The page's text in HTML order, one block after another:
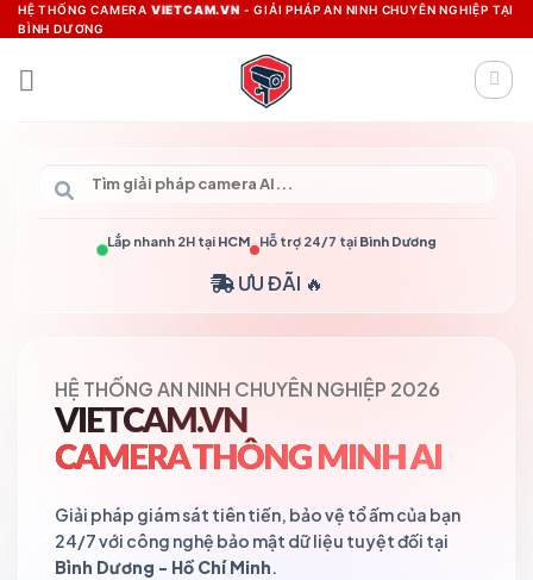
Skip
to
content
HỆ THỐNG CAMERA VIETCAM.VN - GIẢI PHÁP AN NINH CHUYÊN NGHIỆP TẠI
BÌNH DƯƠNG
Lắp nhanh 2H tại HCM Hỗ trợ 24/7 tại Bình Dương
ƯU ĐÃI 🔥
HỆ THỐNG AN NINH CHUYÊN NGHIỆP 2026
VIETCAM.VN
CAMERA THÔNG MINH AI
Giải pháp giám sát tiên tiến, bảo vệ tổ ấm của bạn
24/7 với công nghệ bảo mật dữ liệu tuyệt đối tại
Bình Dương - Hồ Chí Minh.